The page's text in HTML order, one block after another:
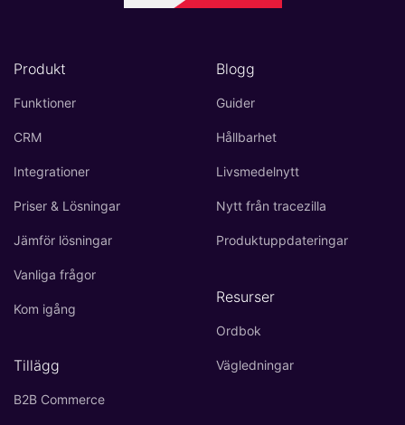
Produkt
Funktioner
CRM
Integrationer
Priser & Lösningar
Jämför lösningar
Vanliga frågor
Kom igång
Tillägg
B2B Commerce
Blogg
Guider
Hållbarhet
Livsmedelnytt
Nytt från tracezilla
Produktuppdateringar
Resurser
Ordbok
Vägledningar